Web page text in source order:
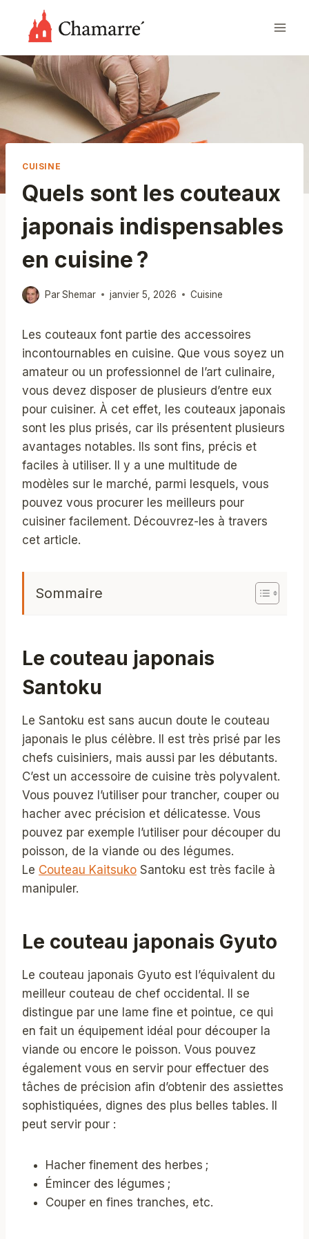
contenu
CUISINE
Quels sont les couteaux
japonais indispensables
en cuisine ?
ParShemar janvier 5, 2026 Cuisine
Les couteaux font partie des accessoires
incontournables en cuisine. Que vous soyez un
amateur ou un professionnel de l’art culinaire,
vous devez disposer de plusieurs d’entre eux
pour cuisiner. À cet effet, les couteaux japonais
sont les plus prisés, car ils présentent plusieurs
avantages notables. Ils sont fins, précis et
faciles à utiliser. Il y a une multitude de
modèles sur le marché, parmi lesquels, vous
pouvez vous procurer les meilleurs pour
cuisiner facilement. Découvrez-les à travers
cet article.
Sommaire
Le couteau japonais
Santoku
Le Santoku est sans aucun doute le couteau
japonais le plus célèbre. Il est très prisé par les
chefs cuisiniers, mais aussi par les débutants.
C’est un accessoire de cuisine très polyvalent.
Vous pouvez l’utiliser pour trancher, couper ou
hacher avec précision et délicatesse. Vous
pouvez par exemple l’utiliser pour découper du
poisson, de la viande ou des légumes.
Le Couteau Kaitsuko Santoku est très facile à
manipuler.
Le couteau japonais Gyuto
Le couteau japonais Gyuto est l’équivalent du
meilleur couteau de chef occidental. Il se
distingue par une lame fine et pointue, ce qui
en fait un équipement idéal pour découper la
viande ou encore le poisson. Vous pouvez
également vous en servir pour effectuer des
tâches de précision afin d’obtenir des assiettes
sophistiquées, dignes des plus belles tables. Il
peut servir pour :
Hacher finement des herbes ;
Émincer des légumes ;
Couper en fines tranches, etc.